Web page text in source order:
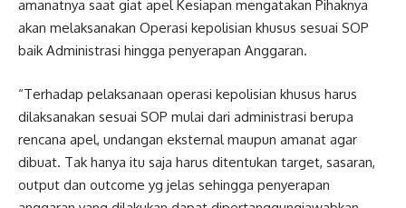
amanatnya saat giat apel Kesiapan mengatakan Pihaknya
akan melaksanakan Operasi kepolisian khusus sesuai SOP
baik Administrasi hingga penyerapan Anggaran.
“Terhadap pelaksanaan operasi kepolisian khusus harus
dilaksanakan sesuai SOP mulai dari administrasi berupa
rencana apel, undangan eksternal maupun amanat agar
dibuat. Tak hanya itu saja harus ditentukan target, sasaran,
output dan outcome yg jelas sehingga penyerapan